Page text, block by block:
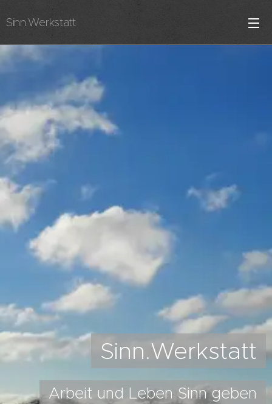
Sinn.Werkstatt
Sinn.Werkstatt
Arbeit und Leben Sinn geben